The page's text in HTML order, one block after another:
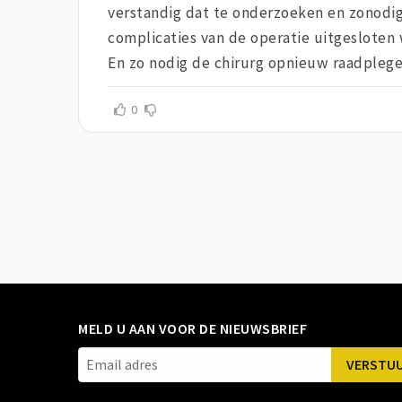
verstandig dat te onderzoeken en
complicaties van de operatie uitgesloten
En zo nodig de chirurg opnieuw
0
MELD U AAN VOOR DE NIEUWSBRIEF